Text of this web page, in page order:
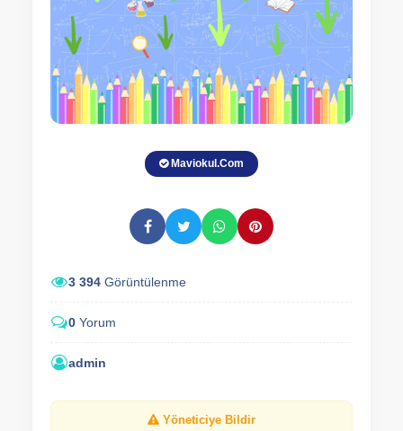
Maviokul.Com
3 394 Görüntülenme
0 Yorum
admin
Yöneticiye Bildir